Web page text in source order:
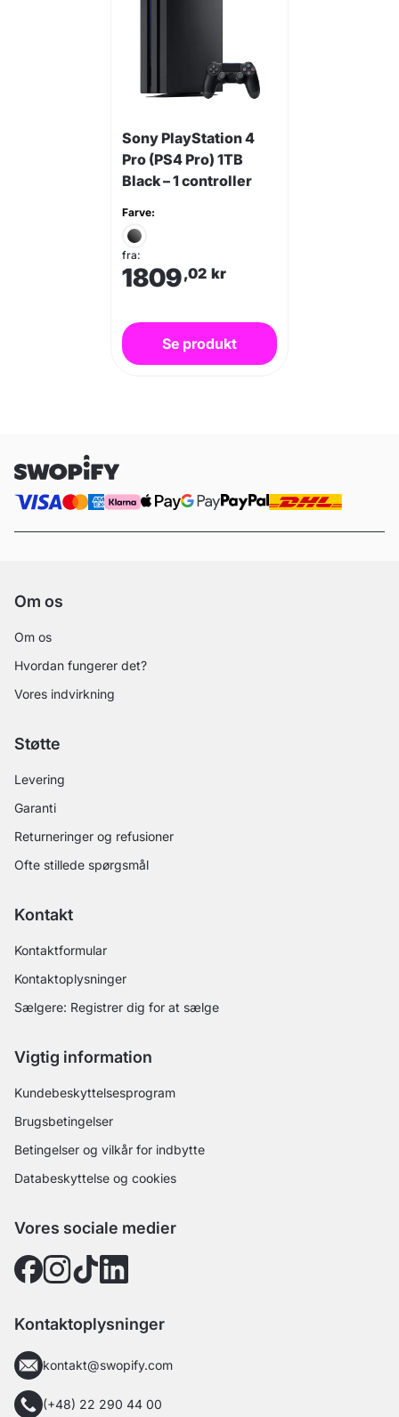
Sony PlayStation 4
Pro (PS4 Pro) 1TB
Black – 1 controller
Farve:
fra:
1809,02 kr
Se produkt
Om os
Om os
Hvordan fungerer det?
Vores indvirkning
Støtte
Levering
Garanti
Returneringer og refusioner
Ofte stillede spørgsmål
Kontakt
Kontaktformular
Kontaktoplysninger
Sælgere: Registrer dig for at sælge
Vigtig information
Kundebeskyttelsesprogram
Brugsbetingelser
Betingelser og vilkår for indbytte
Databeskyttelse og cookies
Vores sociale medier
Kontaktoplysninger
kontakt@swopify.com
(+48) 22 290 44 00